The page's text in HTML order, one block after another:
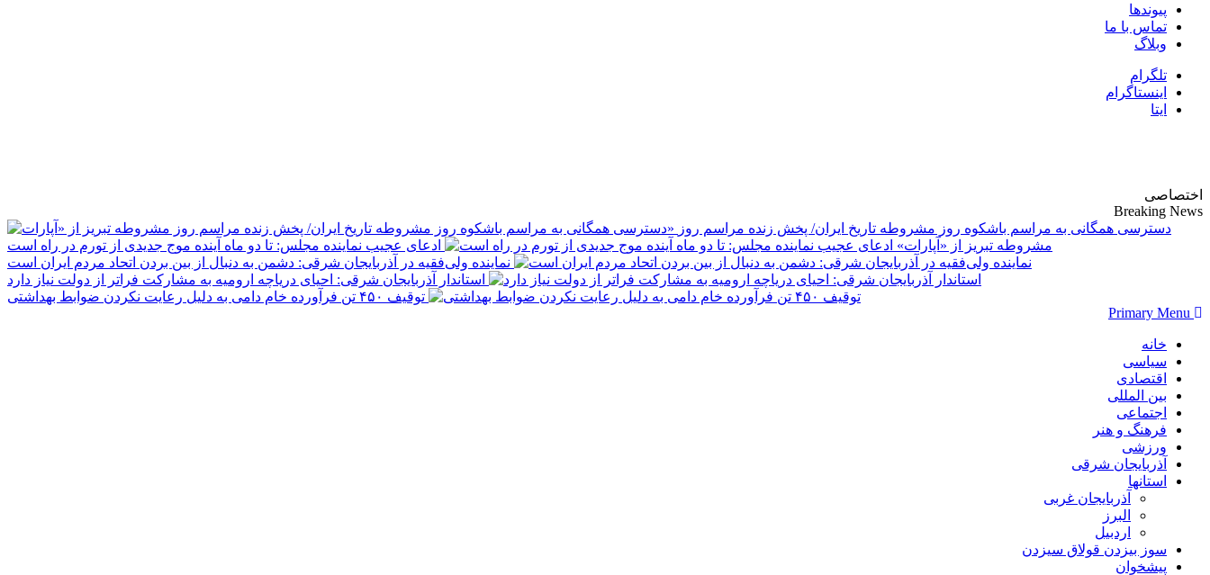
پیوندها
تماس با ما
وبلاگ
تلگرام
اینستاگرام
ایتا
اختصاصی
Breaking News
دسترسی همگانی به مراسم باشکوه روز مشروطه تاریخ ایران/ پخش زنده مراسم روز
مشروطه تبریز از «آپارات»
ادعای عجیب نماینده مجلس: تا دو ماه آینده موج جدیدی از تورم در راه است
نماینده ولی‌فقیه در آذربایجان شرقی: دشمن به دنبال از بین بردن اتحاد مردم ایران است
استاندار آذربایجان شرقی: احیای دریاچه ارومیه به مشارکت فراتر از دولت نیاز دارد
توقیف ۴۵۰ تن فرآورده خام دامی به دلیل رعایت نکردن ضوابط بهداشتی
Primary Menu
خانه
سیاسی
اقتصادی
بین المللی
اجتماعی
فرهنگ و هنر
ورزشی
آذربایجان شرقی
استانها
آذربایجان غربی
البرز
اردبیل
سوز بیزدن قولاق سیزدن
پیشخوان